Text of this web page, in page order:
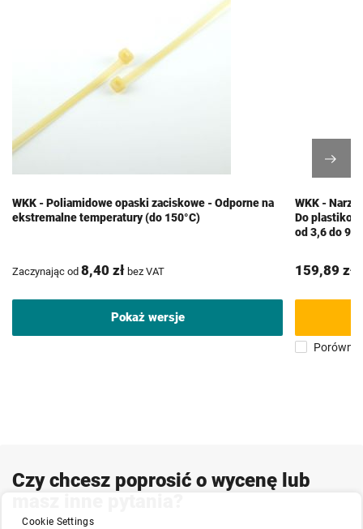
WKK - Poliamidowe opaski zaciskowe - Odporne na
ekstremalne temperatury (do 150°C)
Zaczynając od 8,40 zł bez VAT
Pokaż wersje
WKK -
Do
od 3,6 do
159,89 zł
Porównaj
Czy chcesz poprosić o wycenę lub
Cookie Settings